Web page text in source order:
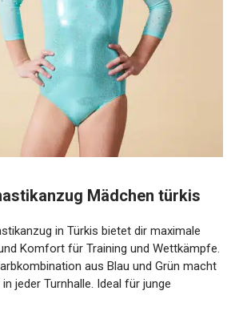
Komfort für Training und
Farbkombination aus Blau
zum Hingucker in jeder Turnhalle. Ideal